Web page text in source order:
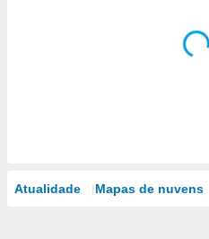
Atualidade Mapas de nuvens